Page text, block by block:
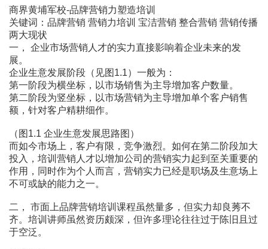
商界黄埔军校-品牌营销力塑造培训
关键词：品牌营销 营销力培训 宝洁营销 整合营销 营销传播
两大现状
一， 企业市场营销人才的实力直接影响着企业未来的发
展。
企业生意发展阶段（见图1.1）一般为：
第一阶段为横坐标，以市场销售为主导增加客户数量。
第二阶段为竖坐标，以市场营销为主导增加单个客户销售
额，针对客户精耕细作。
（图1.1 企业生意发展思路图）
而如今市场上，客户有限，竞争激烈。如何在第二阶段加大
投入，培训营销人才以增加公司的营销实力起到至关重要的
作用，同时作为个人而言，营销实力已经是职场及生意场上
不可或缺的能力之一。
二， 市面上品牌营销培训课程虽然量多，但实力却良莠不
齐。培训讲师虽然资历颇深，但许多理论往往过于陈旧且过
于空泛。